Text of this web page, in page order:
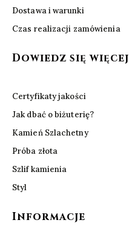
Dostawa i warunki
Czas realizacji zamówienia
Dowiedz się więcej
Certyfikaty jakości
Jak dbać o biżuterię?
Kamień Szlachetny
Próba złota
Szlif kamienia
Styl
Informacje